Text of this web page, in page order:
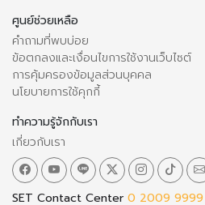
ศูนย์ช่วยเหลือ
คำถามที่พบบ่อย
ข้อตกลงและเงื่อนไขการใช้งานเว็บไซต์
การคุ้มครองข้อมูลส่วนบุคคล
นโยบายการใช้คุกกี้
ทำความรู้จักกับเรา
เกี่ยวกับเรา
SET Contact Center 0 2009 9999